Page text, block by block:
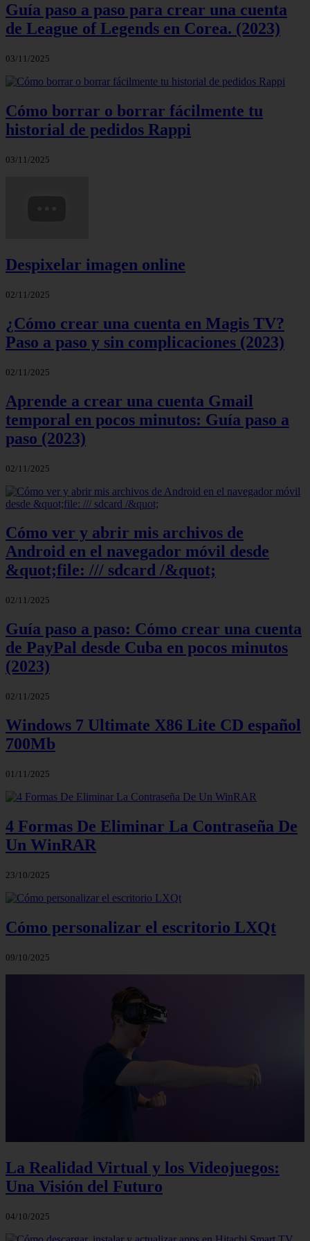
Guía paso a paso para crear una cuenta
de League of Legends en Corea. (2023)
03/11/2025
Cómo borrar o borrar fácilmente tu
historial de pedidos Rappi
03/11/2025
Despixelar imagen online
02/11/2025
¿Cómo crear una cuenta en Magis TV?
Paso a paso y sin complicaciones (2023)
02/11/2025
Aprende a crear una cuenta Gmail
temporal en pocos minutos: Guía paso a
paso (2023)
02/11/2025
Cómo ver y abrir mis archivos de
Android en el navegador móvil desde
&quot;file: /// sdcard /&quot;
02/11/2025
Guía paso a paso: Cómo crear una cuenta
de PayPal desde Cuba en pocos minutos
(2023)
02/11/2025
Windows 7 Ultimate X86 Lite CD español
700Mb
01/11/2025
4 Formas De Eliminar La Contraseña De
Un WinRAR
23/10/2025
Cómo personalizar el escritorio LXQt
09/10/2025
La Realidad Virtual y los Videojuegos:
Una Visión del Futuro
04/10/2025